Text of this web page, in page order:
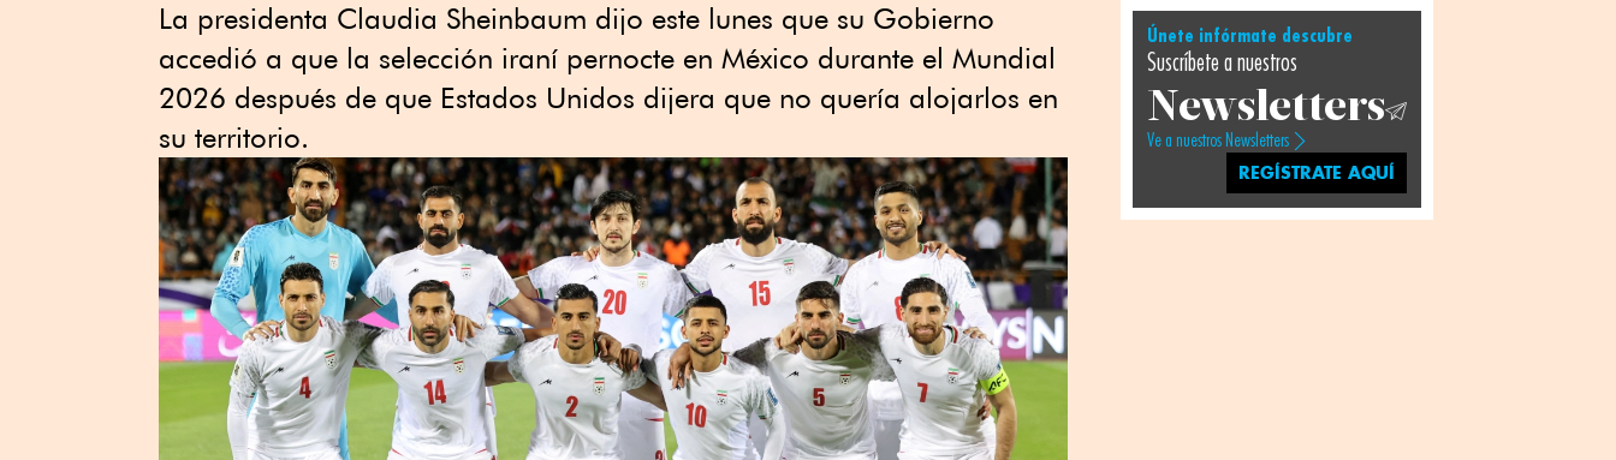
La ⁠presidenta Claudia ‌Sheinbaum dijo este ​lunes que su Gobierno
‌accedió a ​que la selección iraní pernocte en México durante el ​Mundial
2026 ⁠después ⁠de que ‌Estados ⁠Unidos dijera que ​no quería ‌alojarlos en
su territorio.
Únete infórmate descubre
Suscríbete a nuestros
Newsletters
Ve a nuestros Newsletters
REGÍSTRATE AQUÍ